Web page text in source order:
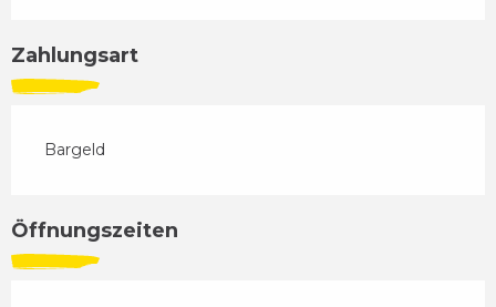
Zahlungsart
Bargeld
Öffnungszeiten